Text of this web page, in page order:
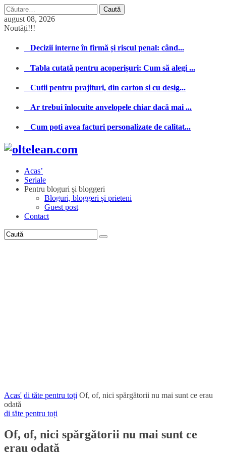
Caută
după:
august 08, 2026
Noutăți!!!
Decizii interne în firmă și riscul penal: când...
Tabla cutată pentru acoperișuri: Cum să alegi ...
Cutii pentru prajituri, din carton si cu desig...
Ar trebui înlocuite anvelopele chiar dacă mai ...
Cum poti avea facturi personalizate de calitat...
Acas’
Seriale
Pentru bloguri și bloggeri
Bloguri, bloggeri și prieteni
Guest post
Contact
Acas' di tăte pentru toți Of, of, nici spărgătorii nu mai sunt ce erau
odată
di tăte pentru toți
Of, of, nici spărgătorii nu mai sunt ce
erau odată